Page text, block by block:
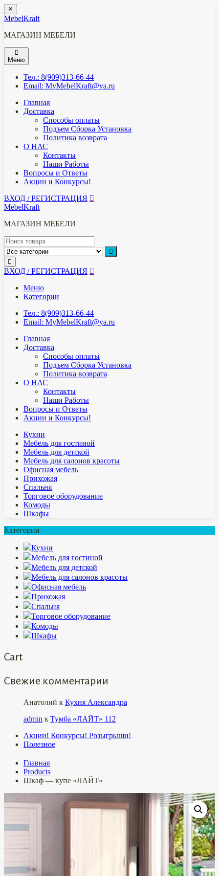
Перейти
к
✕
MebelKraft
МАГАЗИН МЕБЕЛИ
Меню
Тел.: 8(909)313-66-44
Email: MyMebelKraft@ya.ru
Главная
Доставка
Способы оплаты
Подъем Сборка Установка
Политика возврата
О НАС
Контакты
Наши Работы
Вопросы и Ответы
Акции и Конкурсы!
ВХОД / РЕГИСТРАЦИЯ
MebelKraft
МАГАЗИН МЕБЕЛИ
ВХОД / РЕГИСТРАЦИЯ
Меню
Категории
Тел.: 8(909)313-66-44
Email: MyMebelKraft@ya.ru
Главная
Доставка
Способы оплаты
Подъем Сборка Установка
Политика возврата
О НАС
Контакты
Наши Работы
Вопросы и Ответы
Акции и Конкурсы!
Кухни
Мебель для гостиной
Мебель для детской
Мебель для салонов красоты
Офисная мебель
Прихожая
Спальня
Торговое оборудование
Комоды
Шкафы
Категории
Кухни
Мебель для гостиной
Мебель для детской
Мебель для салонов красоты
Офисная мебель
Прихожая
Спальня
Торговое оборудование
Комоды
Шкафы
Cart
Свежие комментарии
Анатолий к Кухня Александра
admin к Тумба «ЛАЙТ» 112
Акции! Конкурсы! Розыгрыши!
Полезное
Главная
Products
Шкаф — купе «ЛАЙТ»